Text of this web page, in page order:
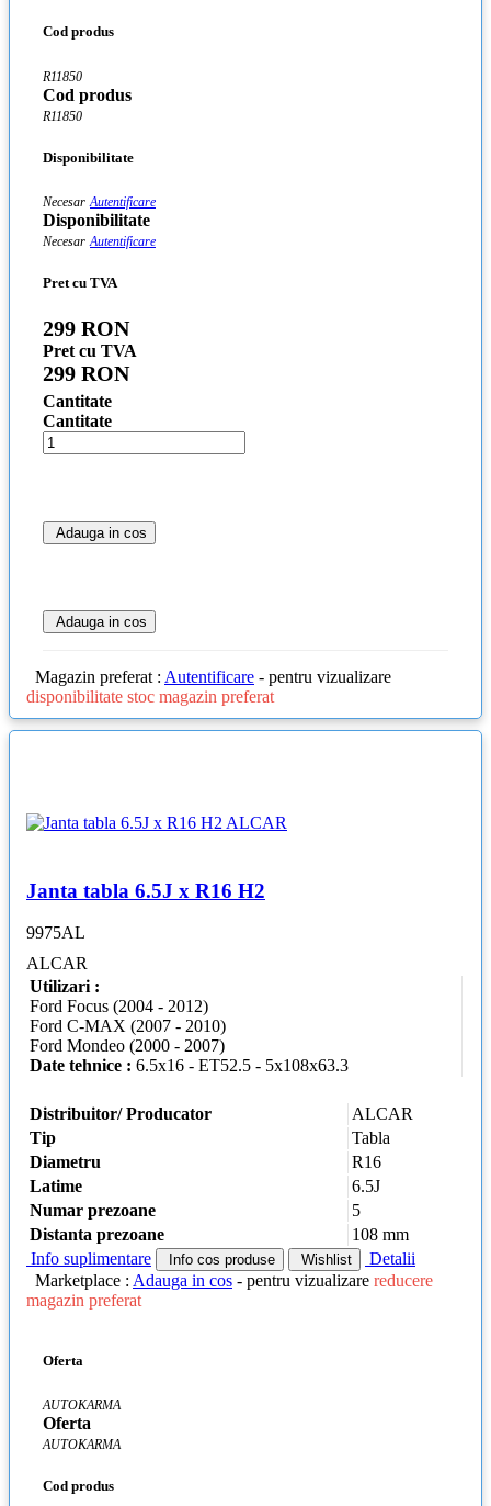
Cod produs
R11850
Cod produs
R11850
Disponibilitate
Necesar Autentificare
Disponibilitate
Necesar Autentificare
Pret cu TVA
299 RON
Pret cu TVA
299 RON
Cantitate
Cantitate
Adauga in cos
Adauga in cos
Magazin preferat : Autentificare - pentru vizualizare
disponibilitate stoc magazin preferat
Janta tabla 6.5J x R16 H2
9975AL
ALCAR
Utilizari :
Ford Focus (2004 - 2012)
Ford C-MAX (2007 - 2010)
Ford Mondeo (2000 - 2007)
Date tehnice : 6.5x16 - ET52.5 - 5x108x63.3
Distribuitor/ Producator
ALCAR
Tip
Tabla
Diametru
R16
Latime
6.5J
Numar prezoane
5
Distanta prezoane
108 mm
Info suplimentare
Info cos produse Wishlist
Detalii
Marketplace : Adauga in cos - pentru vizualizare reducere
magazin preferat
Oferta
AUTOKARMA
Oferta
AUTOKARMA
Cod produs